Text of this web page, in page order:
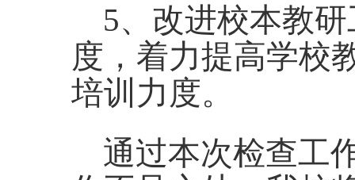
5、改进校本教
度，着力提高学校
培训力度。
通过本次检查工